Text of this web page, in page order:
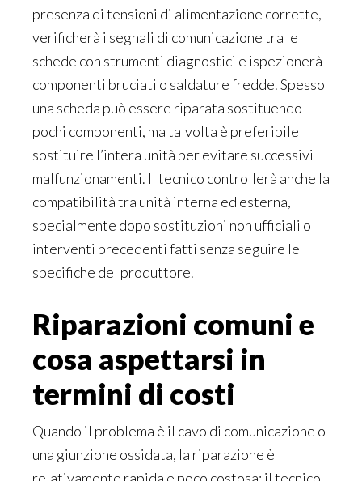
presenza di tensioni di alimentazione corrette,
verificherà i segnali di comunicazione tra le
schede con strumenti diagnostici e ispezionerà
componenti bruciati o saldature fredde. Spesso
una scheda può essere riparata sostituendo
pochi componenti, ma talvolta è preferibile
sostituire l’intera unità per evitare successivi
malfunzionamenti. Il tecnico controllerà anche la
compatibilità tra unità interna ed esterna,
specialmente dopo sostituzioni non ufficiali o
interventi precedenti fatti senza seguire le
specifiche del produttore.
Riparazioni comuni e
cosa aspettarsi in
termini di costi
Quando il problema è il cavo di comunicazione o
una giunzione ossidata, la riparazione è